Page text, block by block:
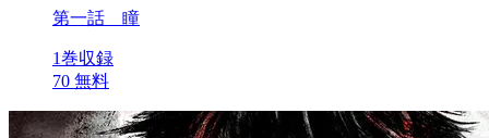
第一話 瞳
1巻収録
70 無料